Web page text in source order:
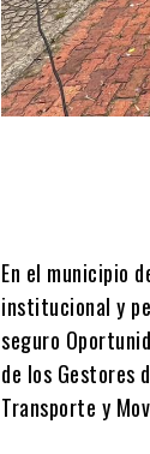
En el municipio
institucional y
seguro
de los Gestores
Transporte y